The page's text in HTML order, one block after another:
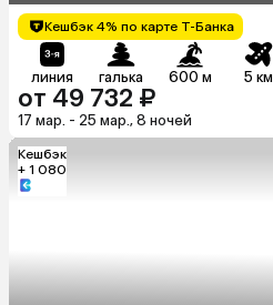
Кешбэк 4% по карте Т-Банка
линия галька 600 м 5 км
от 49 732 ₽
17 мар. - 25 мар., 8 ночей
Кешбэк
+ 1 080